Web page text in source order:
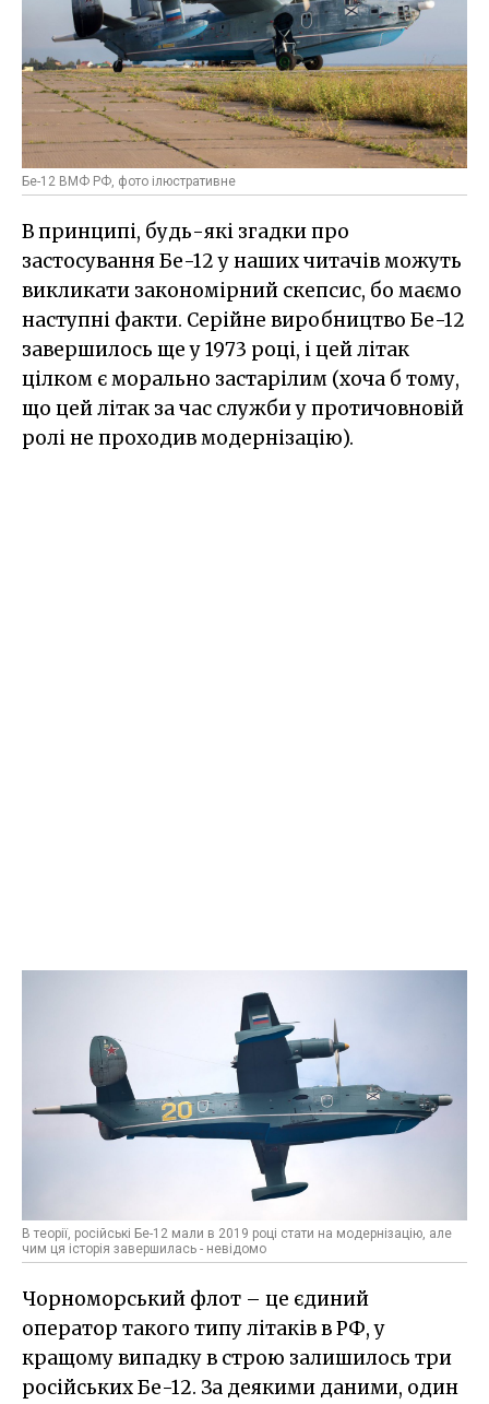
Бе-12 ВМФ РФ, фото ілюстративне
В принципі, будь-які згадки про
застосування Бе-12 у наших читачів можуть
викликати закономірний скепсис, бо маємо
наступні факти. Серійне виробництво Бе-12
завершилось ще у 1973 році, і цей літак
цілком є морально застарілим (хоча б тому,
що цей літак за час служби у протичовновій
ролі не проходив модернізацію).
В теорії, російські Бе-12 мали в 2019 році стати на модернізацію, але
чим ця історія завершилась - невідомо
Чорноморський флот – це єдиний
оператор такого типу літаків в РФ, у
кращому випадку в строю залишилось три
російських Бе-12. За деякими даними, один